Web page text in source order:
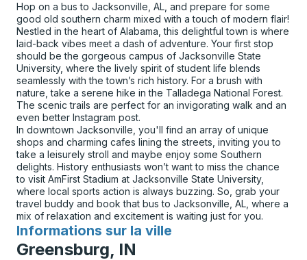
Hop on a bus to Jacksonville, AL, and prepare for some
good old southern charm mixed with a touch of modern flair!
Nestled in the heart of Alabama, this delightful town is where
laid-back vibes meet a dash of adventure. Your first stop
should be the gorgeous campus of Jacksonville State
University, where the lively spirit of student life blends
seamlessly with the town’s rich history. For a brush with
nature, take a serene hike in the Talladega National Forest.
The scenic trails are perfect for an invigorating walk and an
even better Instagram post.
In downtown Jacksonville, you'll find an array of unique
shops and charming cafes lining the streets, inviting you to
take a leisurely stroll and maybe enjoy some Southern
delights. History enthusiasts won’t want to miss the chance
to visit AmFirst Stadium at Jacksonville State University,
where local sports action is always buzzing. So, grab your
travel buddy and book that bus to Jacksonville, AL, where a
mix of relaxation and excitement is waiting just for you.
Informations sur la ville
pour
Greensburg, IN